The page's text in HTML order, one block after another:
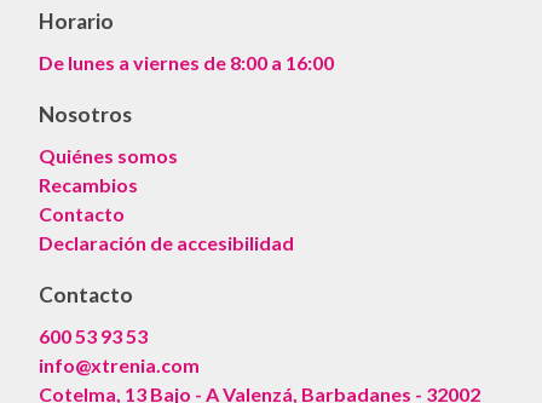
Horario
De lunes a viernes de 8:00 a 16:00
Nosotros
Quiénes somos
Recambios
Contacto
Declaración de accesibilidad
Contacto
600 53 93 53
info@xtrenia.com
Cotelma, 13 Bajo - A Valenzá, Barbadanes - 32002